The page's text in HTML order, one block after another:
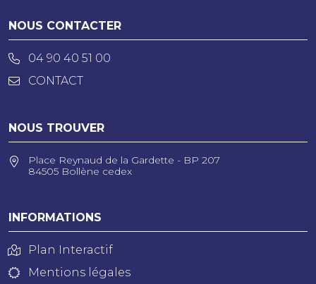
NOUS CONTACTER
04 90 40 51 00
CONTACT
NOUS TROUVER
Place Reynaud de la Gardette - BP 207
84505 Bollène cedex
INFORMATIONS
Plan Interactif
Mentions légales